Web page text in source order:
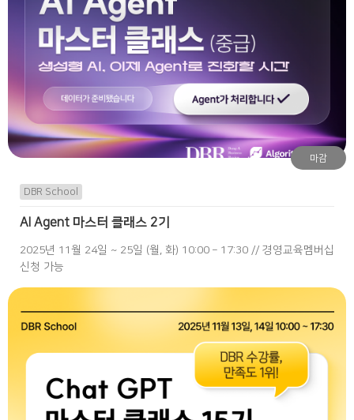
마감
DBR School
AI Agent 마스터 클래스 2기
2025년 11월 24일 ~ 25일 (월, 화) 10:00 – 17:30 // 경영교육멤버십
신청 가능